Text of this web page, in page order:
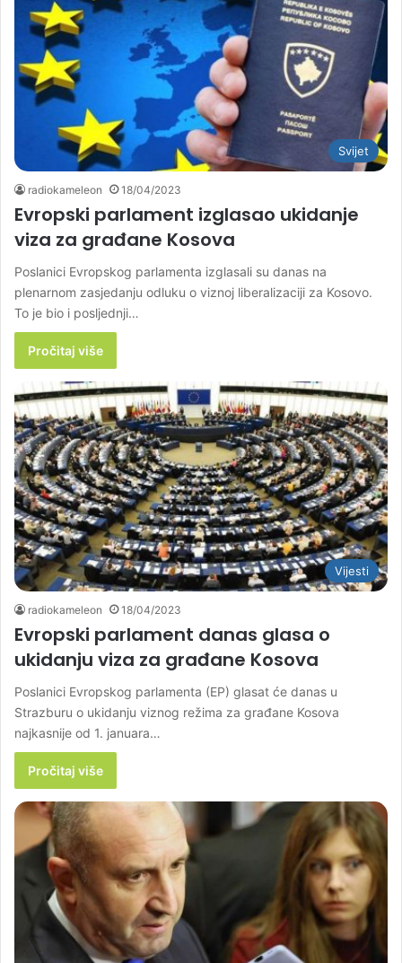
Svijet
radiokameleon 18/04/2023
Evropski parlament izglasao ukidanje
viza za građane Kosova
Poslanici Evropskog parlamenta izglasali su danas na
plenarnom zasjedanju odluku o viznoj liberalizaciji za Kosovo.
To je bio i posljednji…
Pročitaj više
Vijesti
radiokameleon 18/04/2023
Evropski parlament danas glasa o
ukidanju viza za građane Kosova
Poslanici Evropskog parlamenta (EP) glasat će danas u
Strazburu o ukidanju viznog režima za građane Kosova
najkasnije od 1. januara…
Pročitaj više